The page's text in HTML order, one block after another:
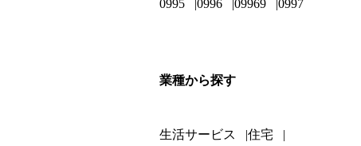
0995
0996 09969 0997
業種から探す
生活サービス 住宅